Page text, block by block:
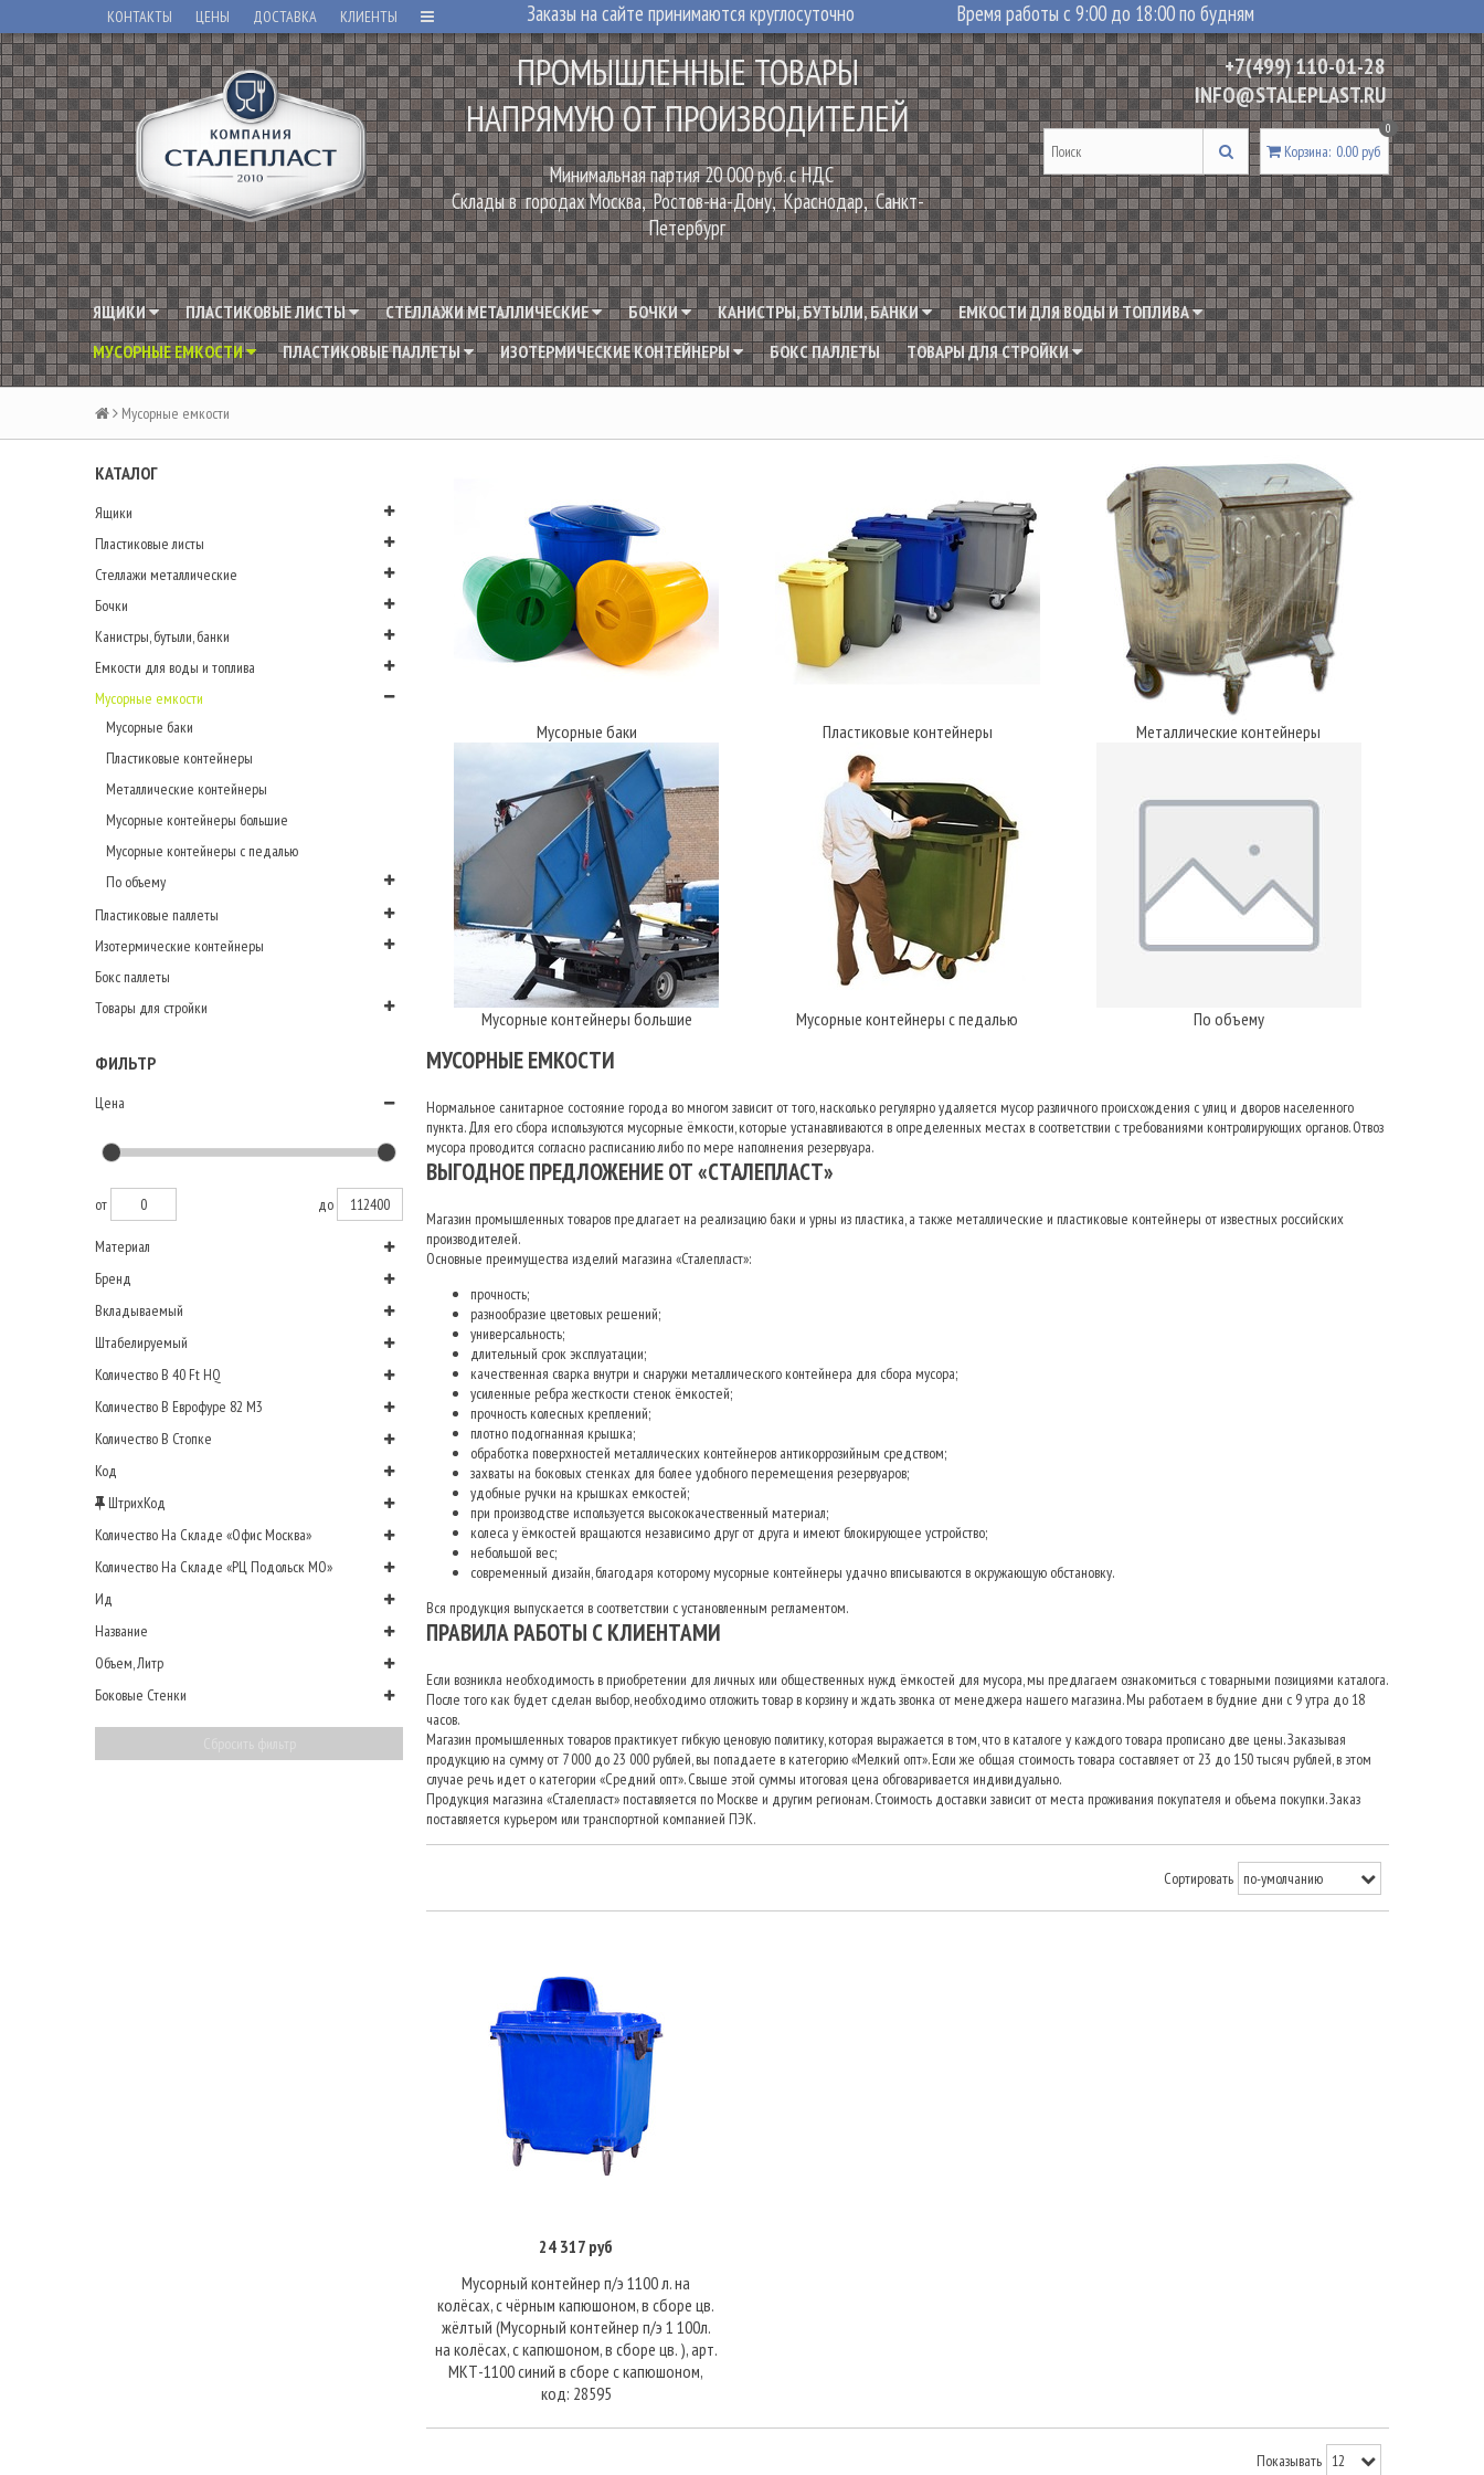
КОНТАКТЫ ЦЕНЫ ДОСТАВКА КЛИЕНТЫ Заказы на сайте принимаются круглосуточно Время работы с 9:00 до 18:00 по будням
ПРОМЫШЛЕННЫЕ ТОВАРЫ
НАПРЯМУЮ ОТ ПРОИЗВОДИТЕЛЕЙ
Минимальная партия 20 000 руб. с НДС
Склады в городах Москва, Ростов-на-Дону, Краснодар, Санкт-
Петербург
+7(499) 110-01-28
INFO@STALEPLAST.RU
Корзина:
0
0.00 руб
ЯЩИКИ ПЛАСТИКОВЫЕ ЛИСТЫ СТЕЛЛАЖИ МЕТАЛЛИЧЕСКИЕ БОЧКИ КАНИСТРЫ, БУТЫЛИ, БАНКИ
ЕМКОСТИ ДЛЯ ВОДЫ И ТОПЛИВА
МУСОРНЫЕ ЕМКОСТИ
ПЛАСТИКОВЫЕ ПАЛЛЕТЫ ИЗОТЕРМИЧЕСКИЕ КОНТЕЙНЕРЫ БОКС ПАЛЛЕТЫ ТОВАРЫ ДЛЯ СТРОЙКИ
Мусорные емкости
КАТАЛОГ
Ящики
Пластиковые листы
Стеллажи металлические
Бочки
Канистры, бутыли, банки
Емкости для воды и топлива
Мусорные емкости
Мусорные баки
Пластиковые контейнеры
Металлические контейнеры
Мусорные контейнеры большие
Мусорные контейнеры с педалью
По объему
Пластиковые паллеты
Изотермические контейнеры
Бокс паллеты
Товары для стройки
ФИЛЬТР
Цена
от до
Материал
Бренд
Вкладываемый
Штабелируемый
Количество В 40 Ft HQ
Количество В Еврофуре 82 М3
Количество В Стопке
Код
ШтрихКод
Количество На Складе «Офис Москва»
Количество На Складе «РЦ Подольск МО»
Ид
Название
Объем, Литр
Боковые Стенки
Мусорные баки Пластиковые контейнеры Металлические контейнеры
Мусорные контейнеры большие Мусорные контейнеры с педалью По объему
МУСОРНЫЕ ЕМКОСТИ
Нормальное санитарное состояние города во многом зависит от того, насколько регулярно удаляется мусор различного происхождения с улиц и дворов населенного
пункта. Для его сбора используются мусорные ёмкости, которые устанавливаются в определенных местах в соответствии с требованиями контролирующих органов. Отвоз
мусора проводится согласно расписанию либо по мере наполнения резервуара.
ВЫГОДНОЕ ПРЕДЛОЖЕНИЕ ОТ «СТАЛЕПЛАСТ»
Магазин промышленных товаров предлагает на реализацию баки и урны из пластика, а также металлические и пластиковые контейнеры от известных российских
производителей.
Основные преимущества изделий магазина «Сталепласт»:
прочность;
разнообразие цветовых решений;
универсальность;
длительный срок эксплуатации;
качественная сварка внутри и снаружи металлического контейнера для сбора мусора;
усиленные ребра жесткости стенок ёмкостей;
прочность колесных креплений;
плотно подогнанная крышка;
обработка поверхностей металлических контейнеров антикоррозийным средством;
захваты на боковых стенках для более удобного перемещения резервуаров;
удобные ручки на крышках емкостей;
при производстве используется высококачественный материал;
колеса у ёмкостей вращаются независимо друг от друга и имеют блокирующее устройство;
небольшой вес;
современный дизайн, благодаря которому мусорные контейнеры удачно вписываются в окружающую обстановку.
Вся продукция выпускается в соответствии с установленным регламентом.
ПРАВИЛА РАБОТЫ С КЛИЕНТАМИ
Если возникла необходимость в приобретении для личных или общественных нужд ёмкостей для мусора, мы предлагаем ознакомиться с товарными позициями каталога.
После того как будет сделан выбор, необходимо отложить товар в корзину и ждать звонка от менеджера нашего магазина. Мы работаем в будние дни с 9 утра до 18
часов.
Магазин промышленных товаров практикует гибкую ценовую политику, которая выражается в том, что в каталоге у каждого товара прописано две цены. Заказывая
продукцию на сумму от 7 000 до 23 000 рублей, вы попадаете в категорию «Мелкий опт». Если же общая стоимость товара составляет от 23 до 150 тысяч рублей, в этом
случае речь идет о категории «Средний опт». Свыше этой суммы итоговая цена обговаривается индивидуально.
Продукция магазина «Сталепласт» поставляется по Москве и другим регионам. Стоимость доставки зависит от места проживания покупателя и объема покупки. Заказ
поставляется курьером или транспортной компанией ПЭК.
Сортировать
В корзину
24 317 руб
Мусорный контейнер п/э 1100 л. на
колёсах, с чёрным капюшоном, в сборе цв.
жёлтый (Мусорный контейнер п/э 1 100л.
на колёсах, с капюшоном, в сборе цв. ), арт.
МКТ-1100 синий в сборе с капюшоном,
код: 28595
Показывать